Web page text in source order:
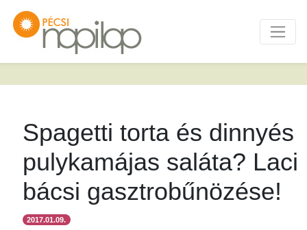
Spagetti torta és dinnyés
pulykamájas saláta? Laci
bácsi gasztrobűnözése!
2017.01.09.